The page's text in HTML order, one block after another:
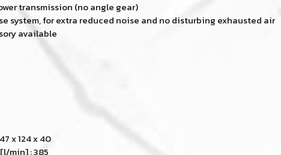
transmission (no angle gear)
system, for extra reduced noise and no disturbing exhausted air
available
x 124 x 40
min] : 385